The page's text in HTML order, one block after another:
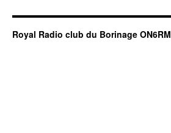
Royal Radio club du Borinage ON6RM